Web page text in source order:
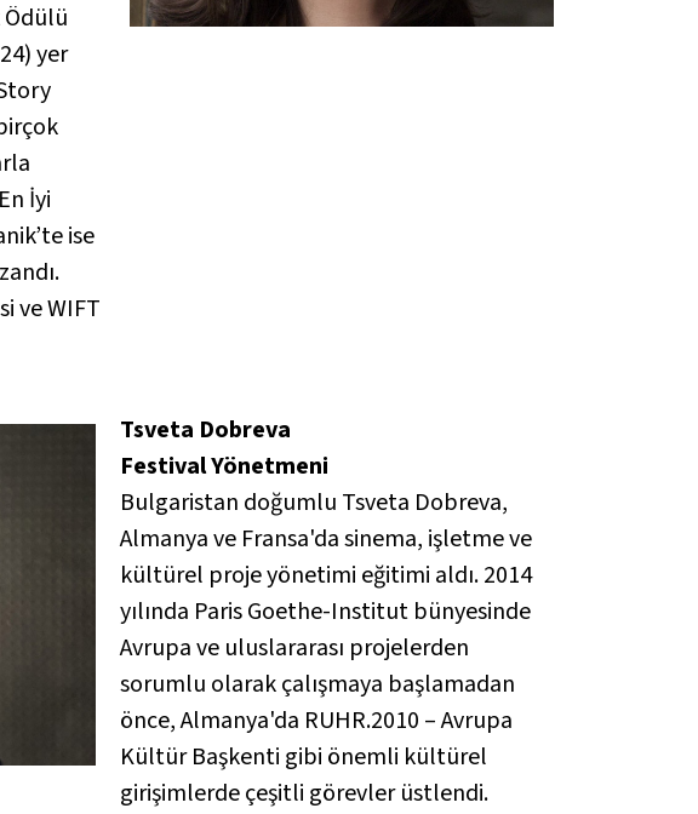
Ödülü
yer
İyi
ise
ve WIFT
Tsveta Dobreva
Festival Yönetmeni
Bulgaristan doğumlu Tsveta Dobreva,
Almanya ve Fransa'da sinema, işletme ve
kültürel proje yönetimi eğitimi aldı. 2014
yılında Paris Goethe-Institut bünyesinde
Avrupa ve uluslararası projelerden
sorumlu olarak çalışmaya başlamadan
önce, Almanya'da RUHR.2010 – Avrupa
Kültür Başkenti gibi önemli kültürel
girişimlerde çeşitli görevler üstlendi.